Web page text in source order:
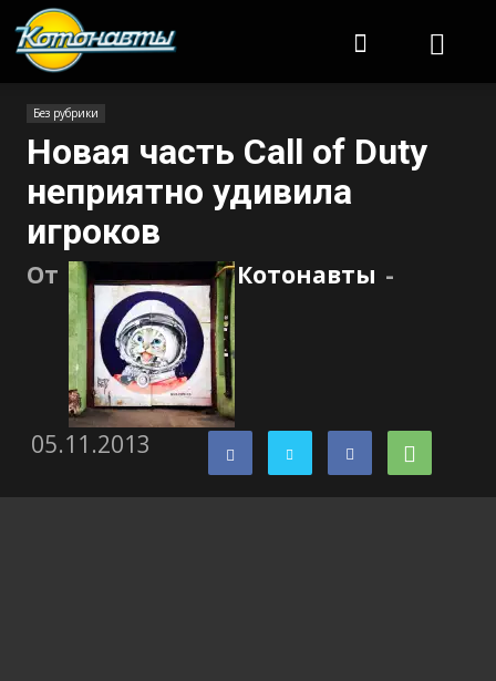
Без рубрики
Новая часть Call of Duty
неприятно удивила
игроков
От Котонавты -
05.11.2013